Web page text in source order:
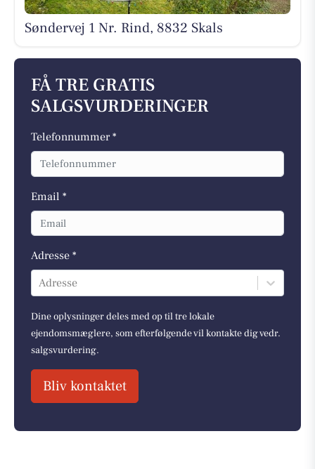
Søndervej 1 Nr. Rind, 8832 Skals
FÅ TRE GRATIS
SALGSVURDERINGER
Telefonnummer *
Email *
Adresse *
Adresse
Dine oplysninger deles med op til tre lokale
ejendomsmæglere, som efterfølgende vil kontakte dig vedr.
salgsvurdering.
Bliv kontaktet